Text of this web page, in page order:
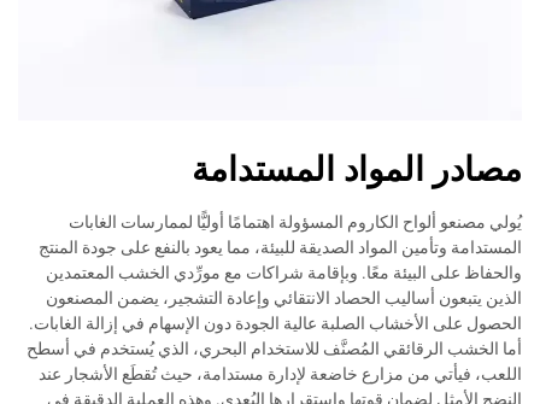
مصادر المواد المستدامة
يُولي مصنعو ألواح الكاروم المسؤولة اهتمامًا أوليًّا لممارسات الغابات
المستدامة وتأمين المواد الصديقة للبيئة، مما يعود بالنفع على جودة المنتج
والحفاظ على البيئة معًا. وبإقامة شراكات مع مورِّدي الخشب المعتمدين
الذين يتبعون أساليب الحصاد الانتقائي وإعادة التشجير، يضمن المصنعون
الحصول على الأخشاب الصلبة عالية الجودة دون الإسهام في إزالة الغابات.
أما الخشب الرقائقي المُصنَّف للاستخدام البحري، الذي يُستخدم في أسطح
اللعب، فيأتي من مزارع خاضعة لإدارة مستدامة، حيث تُقطَع الأشجار عند
النضج الأمثل لضمان قوتها واستقرارها البُعدي. وهذه العملية الدقيقة في